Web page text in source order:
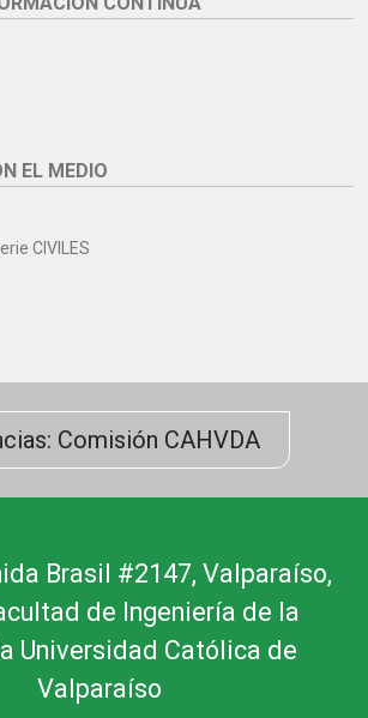
EL MEDIO
CIVILES
Comisión CAHVDA
Brasil #2147, Valparaíso,
de Ingeniería de la
Universidad Católica de
Valparaíso